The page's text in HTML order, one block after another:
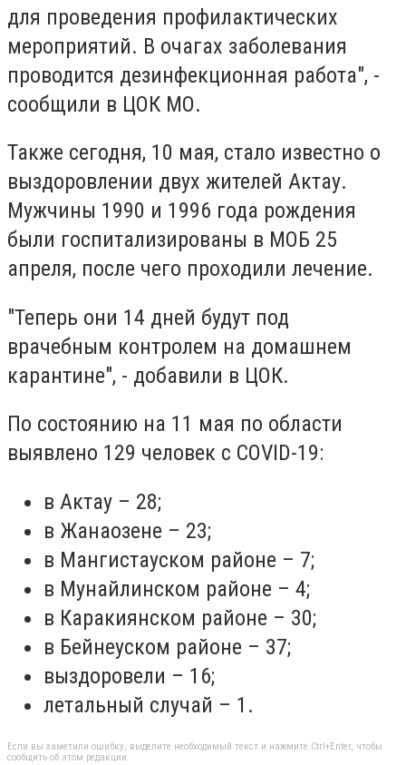
для проведения профилактических
мероприятий. В очагах заболевания
проводится дезинфекционная работа", -
сообщили в ЦОК МО.
Также сегодня, 10 мая, стало известно о
выздоровлении двух жителей Актау.
Мужчины 1990 и 1996 года рождения
были госпитализированы в МОБ 25
апреля, после чего проходили лечение.
"Теперь они 14 дней будут под
врачебным контролем на домашнем
карантине", - добавили в ЦОК.
По состоянию на 11 мая по области
выявлено 129 человек с COVID-19:
в Актау – 28;
в Жанаозене – 23;
в Мангистауском районе – 7;
в Мунайлинском районе – 4;
в Каракиянском районе – 30;
в Бейнеуском районе – 37;
выздоровели – 16;
летальный случай – 1.
Если вы заметили ошибку, выделите необходимый текст и нажмите Ctrl+Enter, чтобы
сообщить об этом редакции